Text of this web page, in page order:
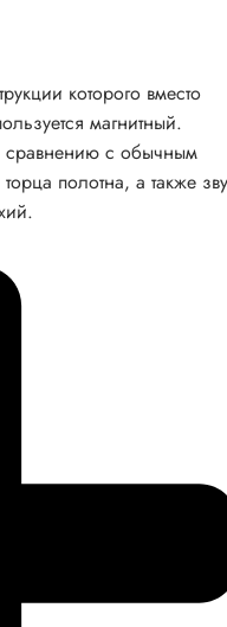
которого вместо
магнитный.
сравнению с обычным
полотна, а также